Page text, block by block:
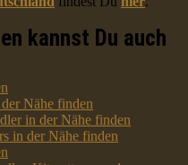
kannst Du auch
Nähe finden
in der Nähe finden
in der Nähe finden